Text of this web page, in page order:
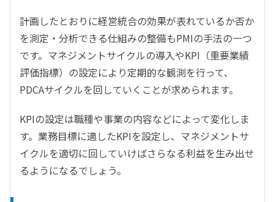
計画したとおりに経営統合の効果が表れているか否か
を測定・分析できる仕組みの整備もPMIの手法の一つ
です。マネジメントサイクルの導入やKPI（重要業績
評価指標）の設定により定期的な観測を行って、
PDCAサイクルを回していくことが求められます。
KPIの設定は職種や事業の内容などによって変化しま
す。業務目標に適したKPIを設定し、マネジメントサ
イクルを適切に回していけばさらなる利益を生み出せ
るようになるでしょう。